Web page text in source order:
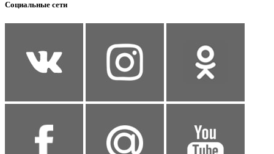
Социальные сети